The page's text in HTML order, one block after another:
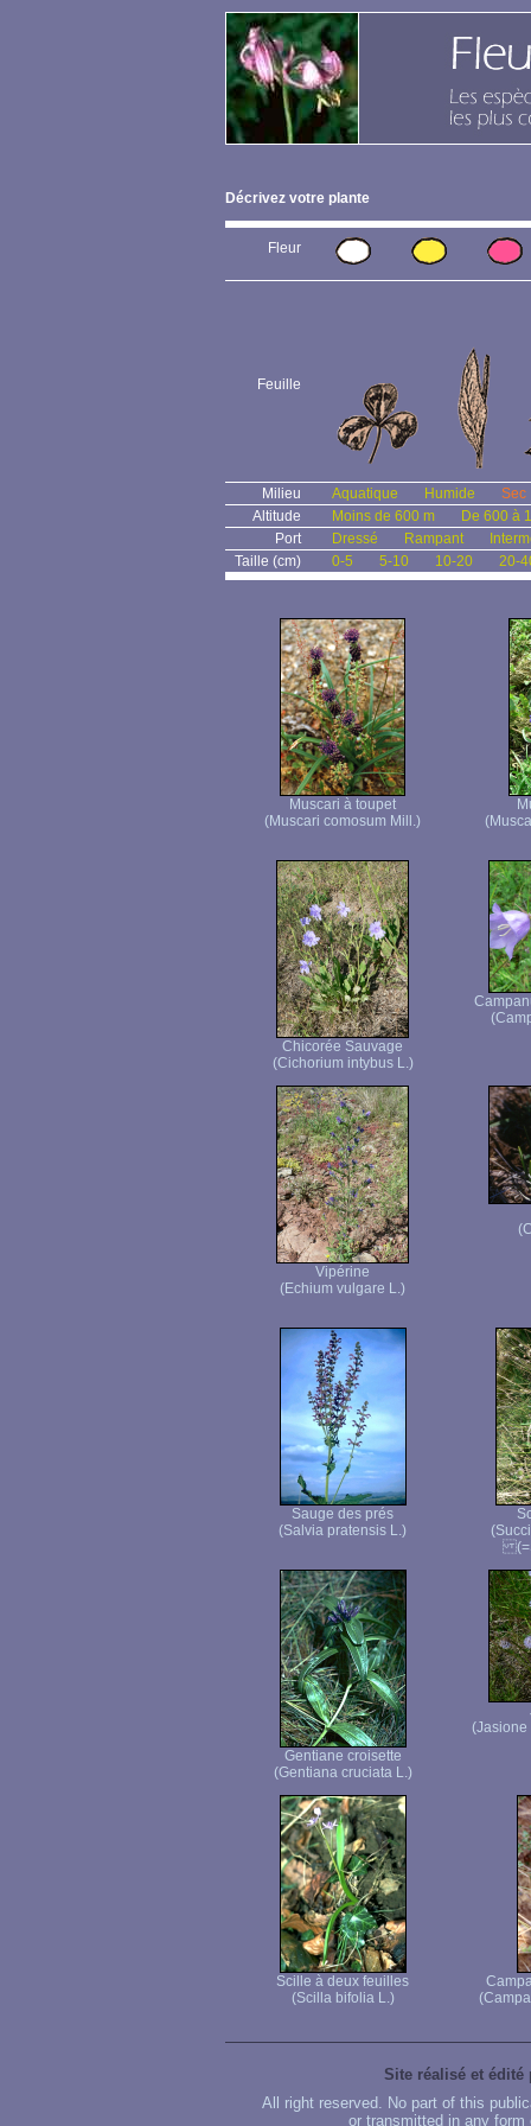
Décrivez votre plante
Fleur
Feuille
Milieu Aquatique Humide
Sec
Altitude
Moins de 600 m
De 600 à
Port
Dressé Rampant
Taille (cm)
0-5 5-10 10-20 20-
Muscari à toupet
(Muscari comosum Mill.)
Chicorée Sauvage
(Cichorium intybus L.)
Vipérine
(Echium vulgare L.)
Sauge des prés
(Salvia pratensis L.)
Gentiane croisette
(Gentiana cruciata L.)
Scille à deux feuilles
(Scilla bifolia L.)
Site réalisé et édité
All right reserved. No part of this
or transmitted in any